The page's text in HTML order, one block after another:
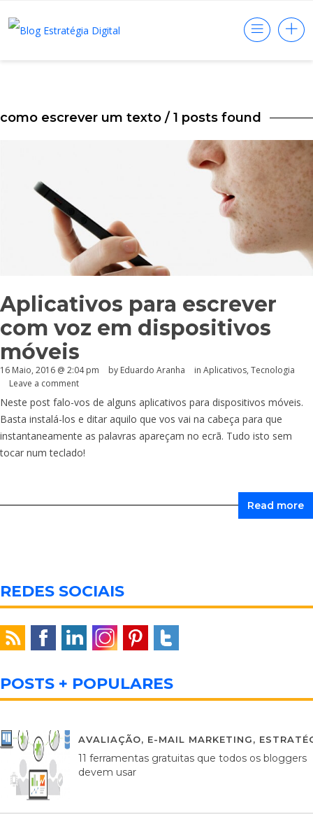
como escrever um texto / 1 posts found
Aplicativos para escrever
com voz em dispositivos
móveis
16 Maio, 2016 @ 2:04 pm by Eduardo Aranha in Aplicativos, Tecnologia
Leave a comment
Neste post falo-vos de alguns aplicativos para dispositivos móveis.
Basta instalá-los e ditar aquilo que vos vai na cabeça para que
instantaneamente as palavras apareçam no ecrã. Tudo isto sem
tocar num teclado!
Read more
REDES SOCIAIS
POSTS + POPULARES
AVALIAÇÃO, E-MAIL MARKETING,
11 ferramentas gratuitas que todos os bloggers
devem usar